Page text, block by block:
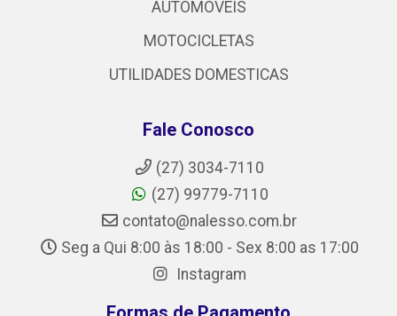
AUTOMOVEIS
MOTOCICLETAS
UTILIDADES DOMESTICAS
Fale Conosco
(27) 3034-7110
(27) 99779-7110
contato@nalesso.com.br
Seg a Qui 8:00 às 18:00 - Sex 8:00 as 17:00
Instagram